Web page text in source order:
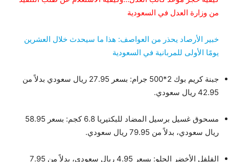
من وزارة العدل في السعودية
خبير الأرصاد يحذر من العواصف: هذا ما سيحدث خلال العشرين
يومًا الأولى للمربانية في السعودية
جبنة كريم بوك 2*500 جرام: بسعر 27.95 ريال سعودي بدلاً من
42.95 ريال سعودي.
مسحوق غسيل برسيل المضاد للبكتيريا 6.8 كجم: بسعر 58.95
ريال سعودي، بدلاً من 79.95 ريال سعودي.
الفلفل الأخضر الحلو: بسعر 4.95 ريال سعودي، بدلاً من 7.95